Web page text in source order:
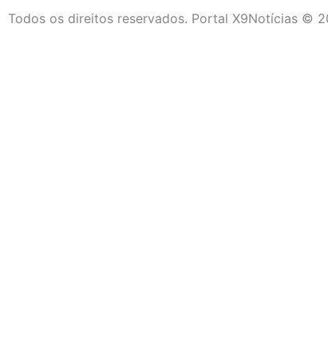
Todos os direitos reservados. Portal X9Notícias ©